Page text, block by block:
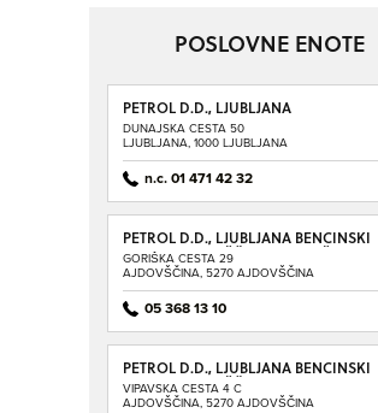
POSLOVNE ENOTE
PETROL D.D., LJUBLJANA
DUNAJSKA CESTA 50
LJUBLJANA, 1000 LJUBLJANA
n.c. 01 471 42 32
PETROL D.D., LJUBLJANA BENCINSKI
SERVIS AJDOVŠČINA - GORIŠKA
GORIŠKA CESTA 29
AJDOVŠČINA, 5270 AJDOVŠČINA
05 368 13 10
PETROL D.D., LJUBLJANA BENCINSKI
SERVIS AJDOVŠČINA - VIPAVSKA
VIPAVSKA CESTA 4 C
AJDOVŠČINA, 5270 AJDOVŠČINA